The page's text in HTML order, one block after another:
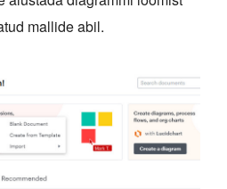
mallide abil.